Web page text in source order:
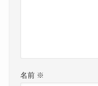
名前 ※